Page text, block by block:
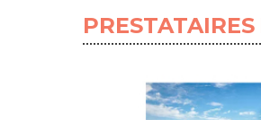
PRESTATAIRES